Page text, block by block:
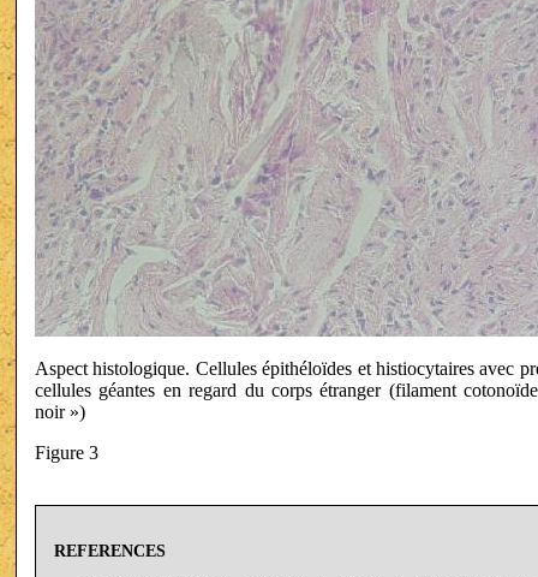
Aspect histologique. Cellules épithéloïdes et histiocytaires avec
cellules géantes en regard du corps étranger (filament
noir »)
Figure 3
REFERENCES